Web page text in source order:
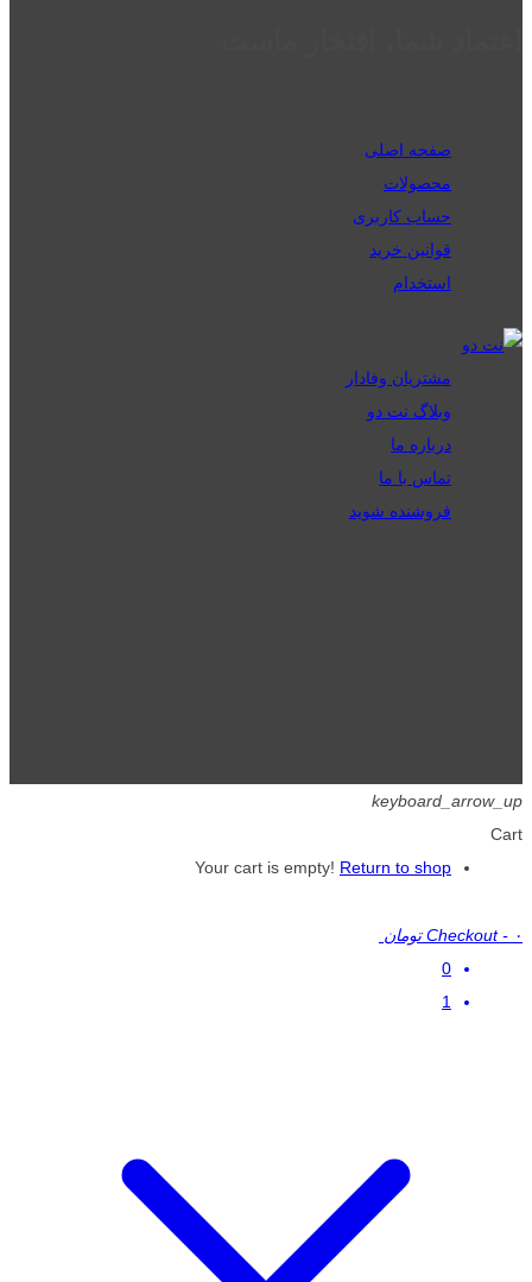
صفحه اصلی
محصولات
حساب کاربری
قوانین خرید
استخدام
مشتریان وفادار
وبلاگ نت دو
درباره ما
تماس با ما
فروشنده شوید
keyboard_arrow_up
Cart
Your cart is empty! Return to shop
Checkout - ۰ تومان
0
1